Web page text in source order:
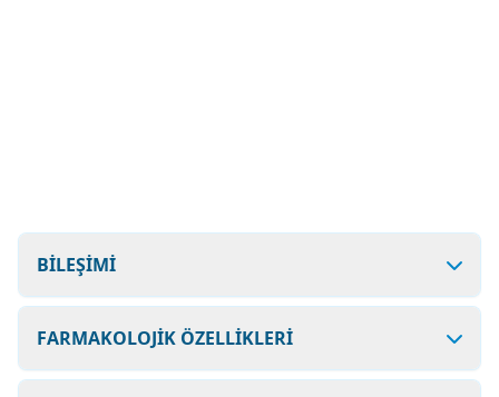
BİLEŞİMİ
FARMAKOLOJİK ÖZELLİKLERİ